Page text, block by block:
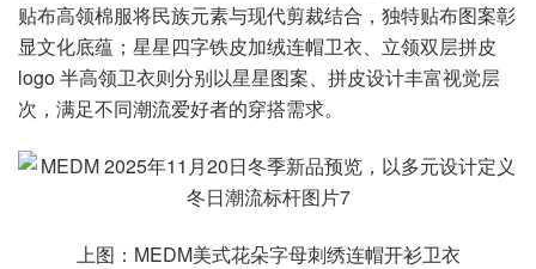
贴布高领棉服将民族元素与现代剪裁结合，独特贴布图案彰
显文化底蕴；星星四字铁皮加绒连帽卫衣、立领双层拼皮
logo 半高领卫衣则分别以星星图案、拼皮设计丰富视觉层
次，满足不同潮流爱好者的穿搭需求。
上图：MEDM美式花朵字母刺绣连帽开衫卫衣